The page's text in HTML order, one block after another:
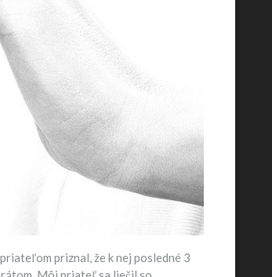
priznal, že k nej posledné 3